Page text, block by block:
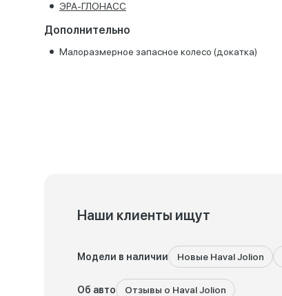
ЭРА-ГЛОНАСС
Дополнительно
Малоразмерное запасное колесо (докатка)
Наши клиенты ищут
Модели в наличии Новые Haval Jolion
Об авто Отзывы о Haval Jolion